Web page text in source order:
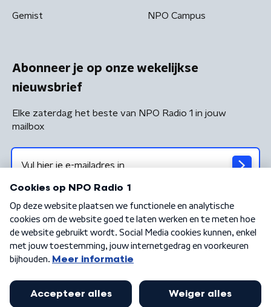
Gemist NPO Campus
Abonneer je op onze wekelijkse
nieuwsbrief
Elke zaterdag het beste van NPO Radio 1 in jouw
mailbox
Algemene voorwaarden Privacybeleid